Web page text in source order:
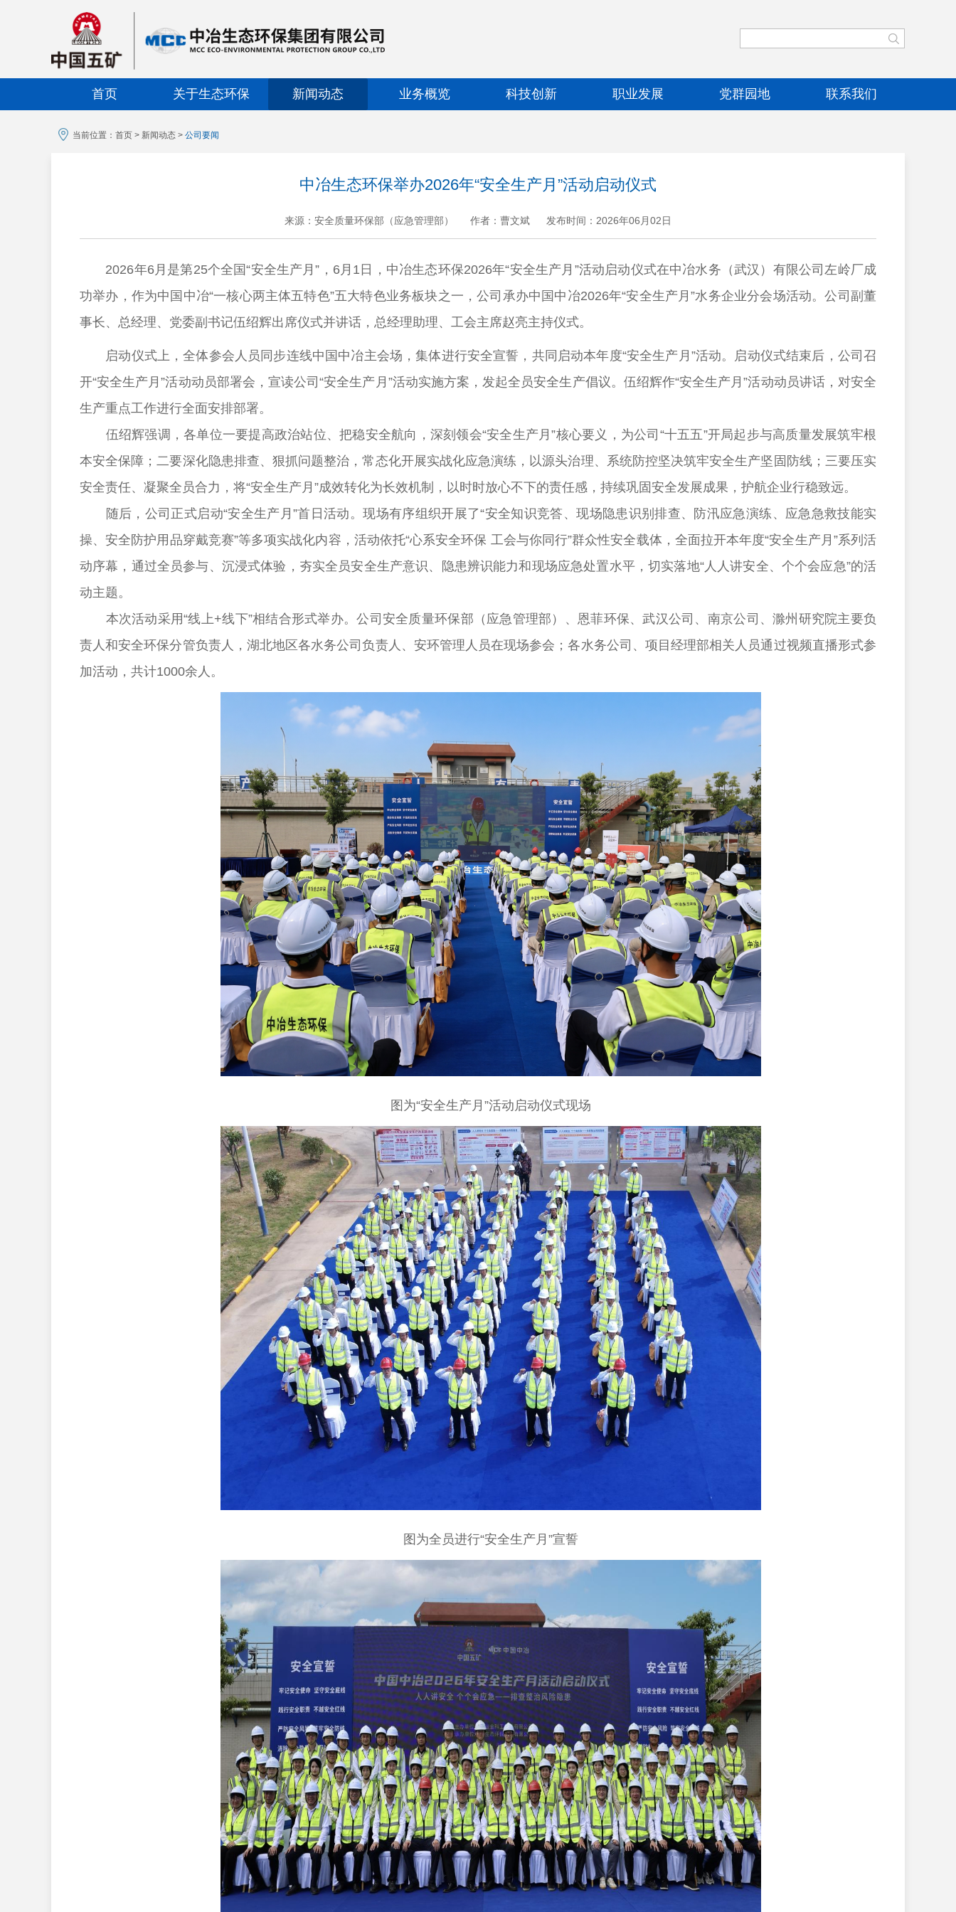
首页 关于生态环保 新闻动态 业务概览 科技创新 职业发展 党群园地 联系我们
当前位置： 首页 > 新闻动态 > 公司要闻
中冶生态环保举办2026年“安全生产月”活动启动仪式
来源：安全质量环保部（应急管理部） 作者：曹文斌 发布时间：2026年06月02日
. -
2026年6月是第25个全国“安全生产月”，6月1日，中冶生态环保2026年“安全生产月”活动启动仪式在中冶水务（武汉）有限公司左岭厂成
功举办，作为中国中冶“一核心两主体五特色”五大特色业务板块之一，公司承办中国中冶2026年“安全生产月”水务企业分会场活动。公司副董
事长、总经理、党委副书记伍绍辉出席仪式并讲话， 总经理助理、 工会主席赵亮主持仪式。
启动仪式上，全体参会人员同步连线中国中冶主会场，集体进行安全宣誓，共同启动本年度“安全生产月”活动。启动仪式结束后，公司召
开“安全生产月”活动动员部署会，宣读公司“安全生产月”活动实施方案，发起全员安全生产倡议。伍绍辉作“安全生产月”活动动员讲话，对安全
生产重点工作进行全面安排部署。
伍绍辉强调，各单位一要提高政治站位、把稳安全航向，深刻领会“安全生产月”核心要义，为公司“十五五”开局起步与高质量发展筑牢根
本安全保障；二要深化隐患排查、狠抓问题整治，常态化开展实战化应急演练，以源头治理、系统防控坚决筑牢安全生产坚固防线；三要压实
安全责任、凝聚全员合力，将“安全生产月”成效转化为长效机制，以时时放心不下的责任感，持续巩固安全发展成果，护航企业行稳致远。
随后，公司正式启动“安全生产月”首日活动。现场有序组织开展了“安全知识竞答、现场隐患识别排查、防汛应急演练、应急急救技能实
操、安全防护用品穿戴竞赛”等多项实战化内容，活动依托“心系安全环保 工会与你同行”群众性安全载体，全面拉开本年度“安全生产月”系列活
动序幕，通过全员参与、沉浸式体验，夯实全员安全生产意识、隐患辨识能力和现场应急处置水平，切实落地“人人讲安全、个个会应急”的活
动主题。
本次活动采用“线上+线下”相结合形式举办。公司安全质量环保部（应急管理部）、恩菲环保、武汉公司、南京公司、滁州研究院主要负
责人和安全环保分管负责人，湖北地区各水务公司负责人、安环管理人员在现场参会；各水务公司、项目经理部相关人员通过视频直播形式参
加活动，共计1000余人。
图为“安全生产月”活动启动仪式现场
图为全员进行“安全生产月”宣誓